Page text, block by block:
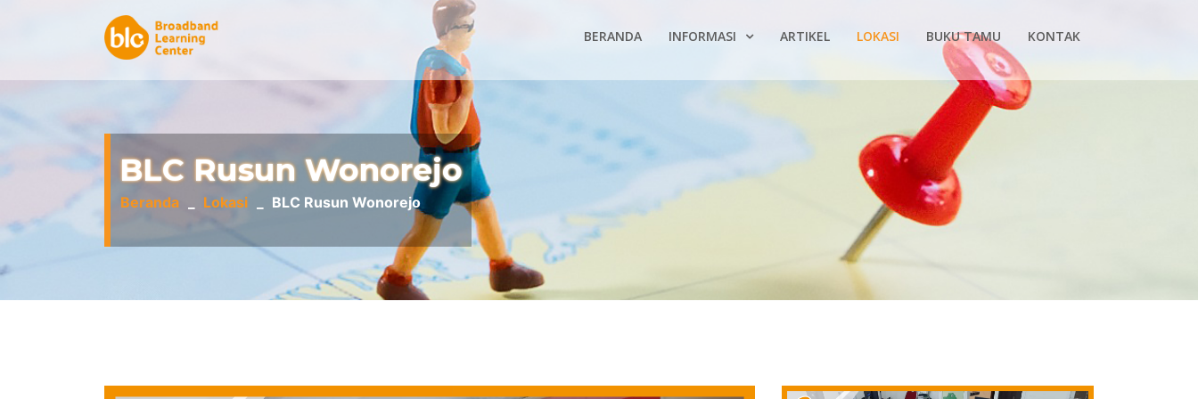
BERANDA INFORMASI ARTIKEL LOKASI BUKU TAMU KONTAK
BLC Rusun Wonorejo
Beranda Lokasi BLC Rusun Wonorejo